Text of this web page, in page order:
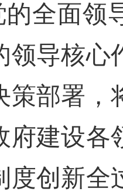
的全面领
领导核心
策部署，
府建设各
度创新全